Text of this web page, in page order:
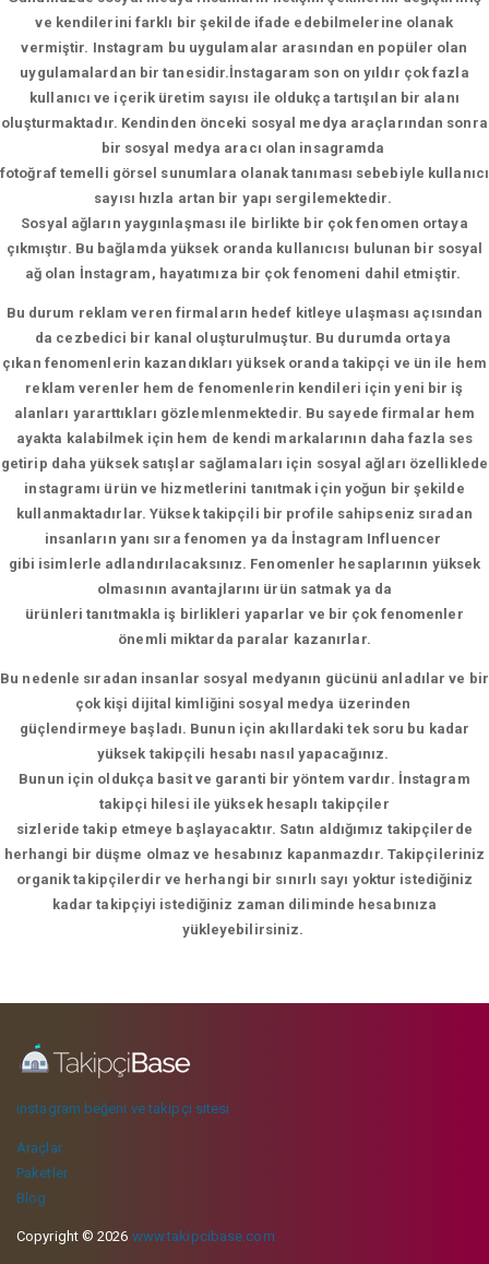
ve kendilerini farklı bir şekilde ifade edebilmelerine olanak
vermiştir. Instagram bu uygulamalar arasından en popüler olan
uygulamalardan bir tanesidir.İnstagaram son on yıldır çok fazla
kullanıcı ve içerik üretim sayısı ile oldukça tartışılan bir alanı
oluşturmaktadır. Kendinden önceki sosyal medya araçlarından sonra
bir sosyal medya aracı olan insagramda
fotoğraf temelli görsel sunumlara olanak tanıması sebebiyle kullanıcı
sayısı hızla artan bir yapı sergilemektedir.
Sosyal ağların yaygınlaşması ile birlikte bir çok fenomen ortaya
çıkmıştır. Bu bağlamda yüksek oranda kullanıcısı bulunan bir sosyal
ağ olan İnstagram, hayatımıza bir çok fenomeni dahil etmiştir.
Bu durum reklam veren firmaların hedef kitleye ulaşması açısından
da cezbedici bir kanal oluşturulmuştur. Bu durumda ortaya
çıkan fenomenlerin kazandıkları yüksek oranda takipçi ve ün ile hem
reklam verenler hem de fenomenlerin kendileri için yeni bir iş
alanları yararttıkları gözlemlenmektedir. Bu sayede firmalar hem
ayakta kalabilmek için hem de kendi markalarının daha fazla ses
getirip daha yüksek satışlar sağlamaları için sosyal ağları özelliklede
instagramı ürün ve hizmetlerini tanıtmak için yoğun bir şekilde
kullanmaktadırlar. Yüksek takipçili bir profile sahipseniz sıradan
insanların yanı sıra fenomen ya da İnstagram Influencer
gibi isimlerle adlandırılacaksınız. Fenomenler hesaplarının yüksek
olmasının avantajlarını ürün satmak ya da
ürünleri tanıtmakla iş birlikleri yaparlar ve bir çok fenomenler
önemli miktarda paralar kazanırlar.
Bu nedenle sıradan insanlar sosyal medyanın gücünü anladılar ve bir
çok kişi dijital kimliğini sosyal medya üzerinden
güçlendirmeye başladı. Bunun için akıllardaki tek soru bu kadar
yüksek takipçili hesabı nasıl yapacağınız.
Bunun için oldukça basit ve garanti bir yöntem vardır. İnstagram
takipçi hilesi ile yüksek hesaplı takipçiler
sizleride takip etmeye başlayacaktır. Satın aldığımız takipçilerde
herhangi bir düşme olmaz ve hesabınız kapanmazdır. Takipçileriniz
organik takipçilerdir ve herhangi bir sınırlı sayı yoktur istediğiniz
kadar takipçiyi istediğiniz zaman diliminde hesabınıza
yükleyebilirsiniz.
instagram beğeni ve takipçi sitesi
Araçlar
Paketler
Blog
Copyright © 2026 www.takipcibase.com